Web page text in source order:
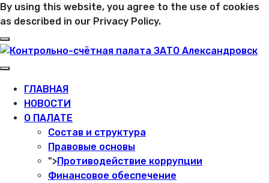
By using this website, you agree to the use of cookies
as described in our Privacy Policy.
ГЛАВНАЯ
НОВОСТИ
О ПАЛАТЕ
Состав и структура
Правовые основы
">Противодействие коррупции
Финансовое обеспечение